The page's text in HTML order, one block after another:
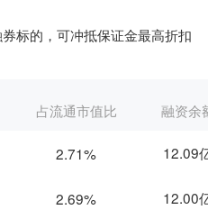
标的，可冲抵保证金最高折扣
占流通市值比 融资余
2.71% 12.09
2.69% 12.00